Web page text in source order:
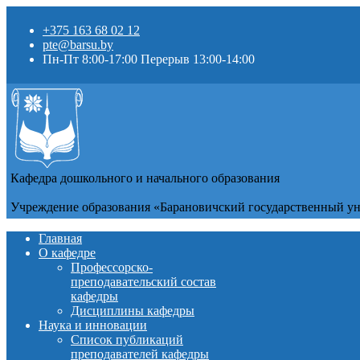
+375 163 68 02 12
pte@barsu.by
Пн-Пт 8:00-17:00 Перерыв 13:00-14:00
Кафедра дошкольного и начального образования
Учреждение образования «Барановичский государственный
Главная
О кафедре
Профессорско-
преподавательский состав
кафедры
Дисциплины кафедры
Наука и инновации
Список публикаций
преподавателей кафедры